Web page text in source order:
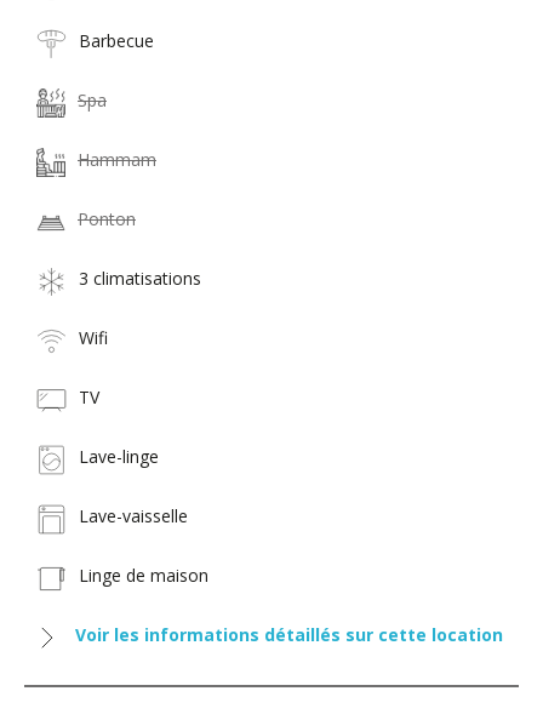
Barbecue
Spa
Hammam
Ponton
3 climatisations
Wifi
TV
Lave-linge
Lave-vaisselle
Linge de maison
Voir les informations détaillés sur cette location